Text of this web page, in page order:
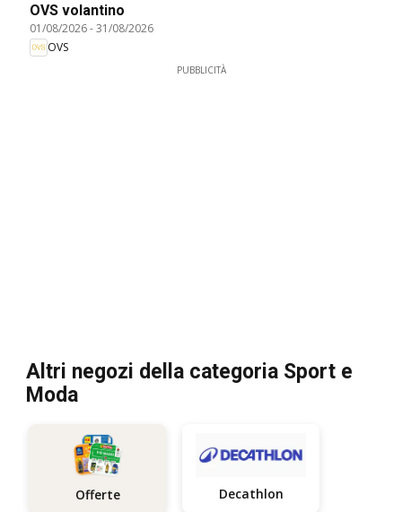
OVS volantino
01/08/2026-31/08/2026
OVS
PUBBLICITÀ
Altri negozi della categoria Sport e
Moda
Offerte Decathlon